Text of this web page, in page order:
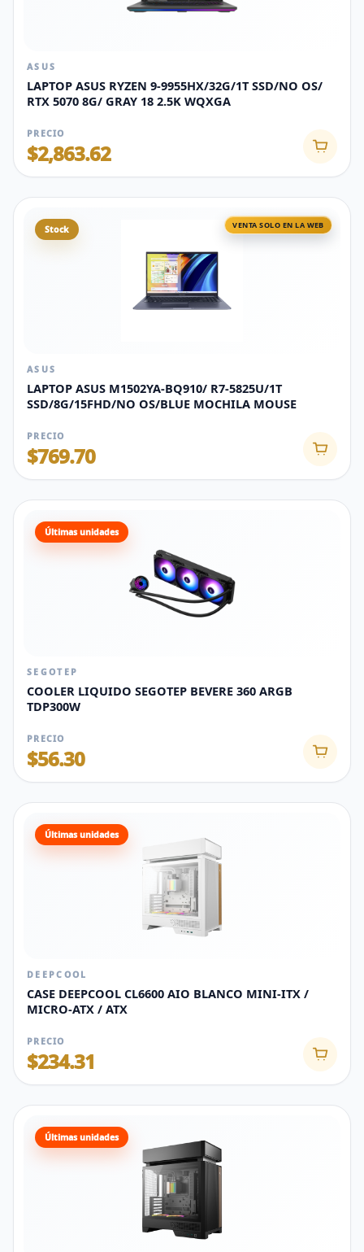
ASUS
LAPTOP ASUS RYZEN 9-9955HX/32G/1T SSD/NO OS/
RTX 5070 8G/ GRAY 18 2.5K WQXGA
PRECIO
$2,863.62
VENTA SOLO EN LA WEB
Stock
ASUS
LAPTOP ASUS M1502YA-BQ910/ R7-5825U/1T
SSD/8G/15FHD/NO OS/BLUE MOCHILA MOUSE
PRECIO
$769.70
Últimas unidades
SEGOTEP
COOLER LIQUIDO SEGOTEP BEVERE 360 ARGB
TDP300W
PRECIO
$56.30
Últimas unidades
DEEPCOOL
CASE DEEPCOOL CL6600 AIO BLANCO MINI-ITX /
MICRO-ATX / ATX
PRECIO
$234.31
Últimas unidades